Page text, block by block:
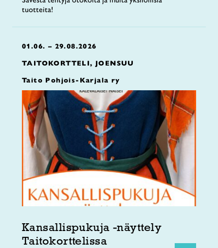
tuotteita!
01.06. – 29.08.2026
TAITOKORTTELI, JOENSUU
Taito Pohjois-Karjala ry
Kansallispukuja -näyttely
Taitokorttelissa